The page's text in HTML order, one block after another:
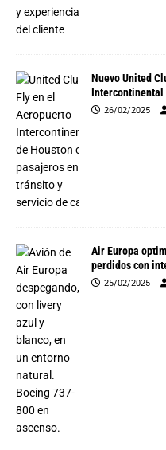
Nuevo United
Intercontinental
26/02/2025
Air Europa
perdidos con
25/02/2025